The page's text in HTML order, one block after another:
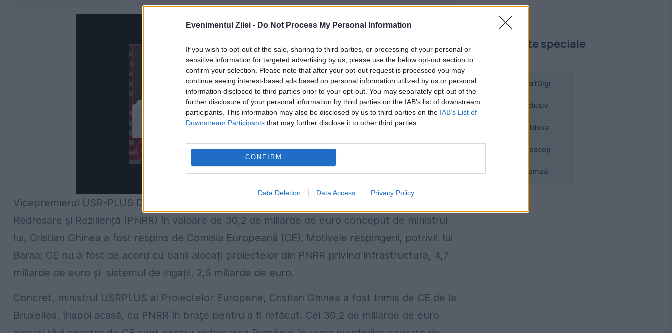
Evenimentul Zilei - Do Not Process My Personal Information
If you wish to opt-out of the sale, sharing to third parties, or processing of your personal or
sensitive information for targeted advertising by us, please use the below opt-out section to
confirm your selection. Please note that after your opt-out request is processed you may
continue seeing interest-based ads based on personal information utilized by us or personal
information disclosed to third parties prior to your opt-out. You may separately opt-out of the
further disclosure of your personal information by third parties on the IAB’s list of downstream
participants. This information may also be disclosed by us to third parties on the IAB’s List of
Downstream Participants that may further disclose it to other third parties.
CONFIRM
Data Deletion Data Access Privacy Policy
Vicepremierul USR-PLUS Dan Barna a anunțat ieri seară la TVR 1 că Planul Național de
Redresare și Reziliență (PNRR) în valoare de 30,2 de miliarde de euro conceput de ministrul
lui, Cristian Ghinea a fost respins de Comisia Europeană (CE). Motivele respingerii, potrivit lui
Barna: CE nu a fost de acord cu banii alocați proiectelor din PNRR privind infrastructura, 4,7
miliarde de euro și sistemul de irigații, 2,5 miliarde de euro.
Concret, ministrul USRPLUS al Proiectelor Europene, Cristian Ghinea a fost trimis de CE de la
Bruxelles, înapoi acasă, cu PNRR în brațe pentru a fi refăcut. Cei 30,2 de miliarde de euro
Proiecte speciale
SmartDigi
Exclusiv
Moldova
Horoscop
Vremea